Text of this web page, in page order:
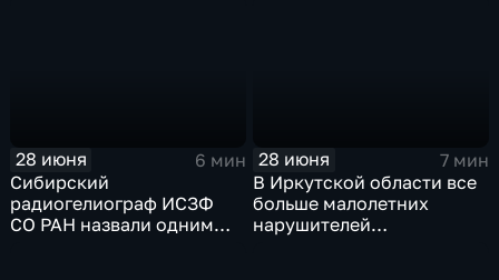
28 июня
6 мин
Сибирский
радиогелиограф ИСЗФ
СО РАН назвали одним
28 июня
7 мин
В Иркутской области все
больше малолетних
нарушителей